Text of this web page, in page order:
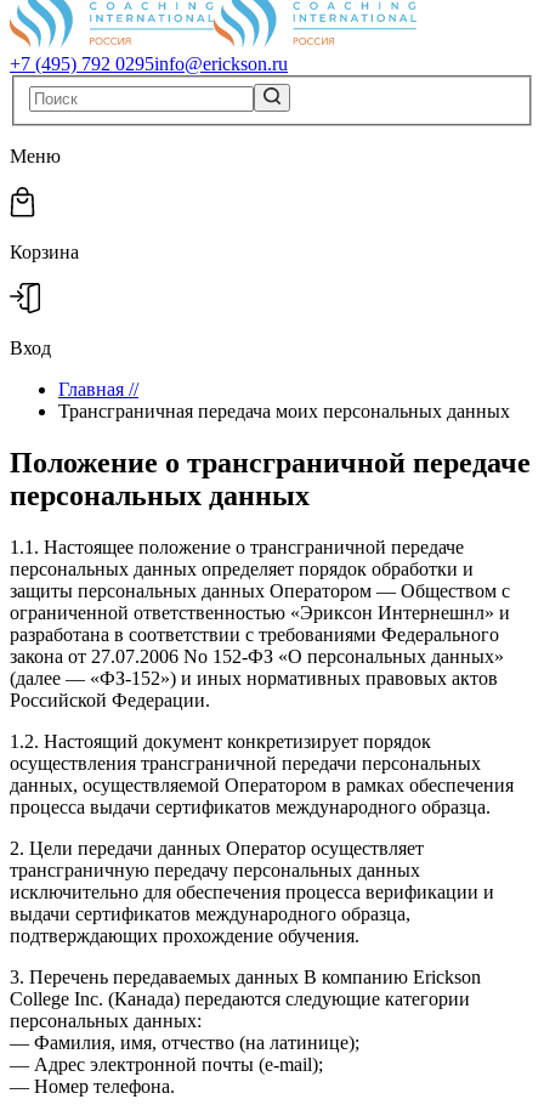
+7 (495) 792 0295info@erickson.ru
Меню
Корзина
Вход
Главная //
Трансграничная передача моих персональных данных
Положение о трансграничной передаче
персональных данных
1.1. Настоящее положение о трансграничной передаче
персональных данных определяет порядок обработки и
защиты персональных данных Оператором — Обществом с
ограниченной ответственностью «Эриксон Интернешнл» и
разработана в соответствии с требованиями Федерального
закона от 27.07.2006 No 152-ФЗ «О персональных данных»
(далее — «ФЗ-152») и иных нормативных правовых актов
Российской Федерации.
1.2. Настоящий документ конкретизирует порядок
осуществления трансграничной передачи персональных
данных, осуществляемой Оператором в рамках обеспечения
процесса выдачи сертификатов международного образца.
2. Цели передачи данных Оператор осуществляет
трансграничную передачу персональных данных
исключительно для обеспечения процесса верификации и
выдачи сертификатов международного образца,
подтверждающих прохождение обучения.
3. Перечень передаваемых данных В компанию Erickson
College Inc. (Канада) передаются следующие категории
персональных данных:
— Фамилия, имя, отчество (на латинице);
— Адрес электронной почты (e-mail);
— Номер телефона.